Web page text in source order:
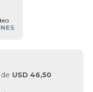
USD 46,50